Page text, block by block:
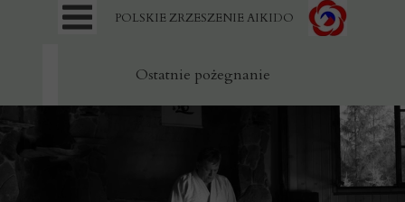
Ostatnie pożegnanie
POLSKIE ZRZESZENIE AIKIDO